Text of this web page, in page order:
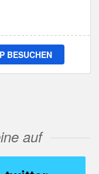
BESUCHEN
auf